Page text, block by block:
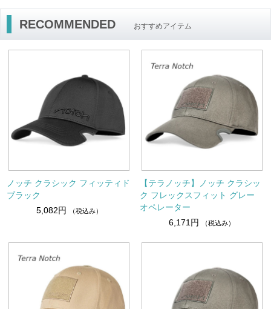
RECOMMENDED おすすめアイテム
ノッチ クラシック フィッティド
ブラック
5,082円
（税込み）
【テラノッチ】ノッチ クラシッ
ク フレックスフィット グレー
オペレーター
6,171円
（税込み）